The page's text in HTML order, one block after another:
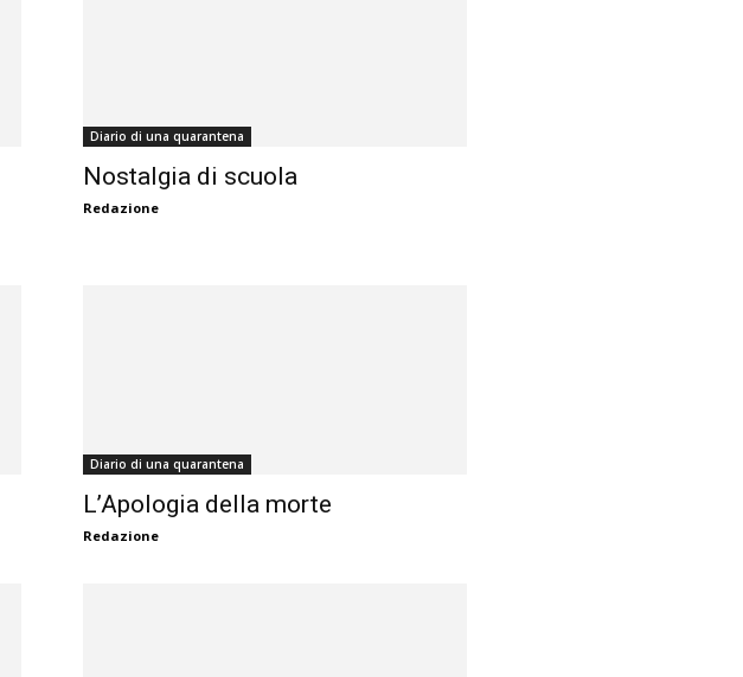
Diario di una quarantena
Nostalgia di scuola
Redazione
Diario di una quarantena
L’Apologia della morte
Redazione